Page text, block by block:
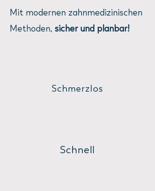
Mit modernen zahnmedizinischen
Methoden, sicher und planbar!
Schmerzlos
Schnell